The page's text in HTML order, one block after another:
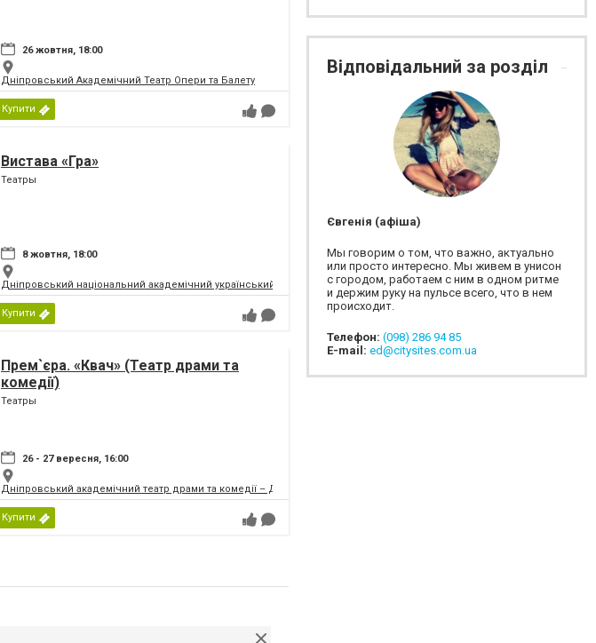
26 жовтня, 18:00
Дніпровський Академічний Театр Опери та Балету
Купити
Вистава «Гра»
Театры
8 жовтня, 18:00
Дніпровський національний академічний український музично-драматичний театр ім.Т.Г.Шевченка
Купити
Прем`єра. «Квач» (Театр драми та
комедії)
Театры
26 - 27 вересня, 16:00
Дніпровський академічний театр драми та комедії – ДРАМіКОМ
Купити
Відповідальний за розділ
Євгенія (афіша)
Мы говорим о том, что важно, актуально
или просто интересно. Мы живем в унисон
с городом, работаем с ним в одном ритме
и держим руку на пульсе всего, что в нем
происходит.
Телефон: (098) 286 94 85
E-mail: ed@citysites.com.ua